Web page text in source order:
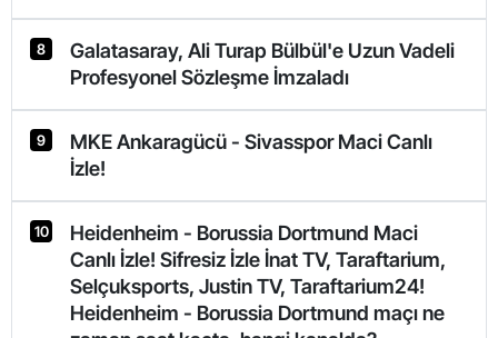
8
Galatasaray, Ali Turap Bülbül'e Uzun Vadeli
Profesyonel Sözleşme İmzaladı
9
MKE Ankaragücü - Sivasspor Maci Canlı
İzle!
10
Heidenheim - Borussia Dortmund Maci
Canlı İzle! Sifresiz İzle İnat TV, Taraftarium,
Selçuksports, Justin TV, Taraftarium24!
Heidenheim - Borussia Dortmund maçı ne